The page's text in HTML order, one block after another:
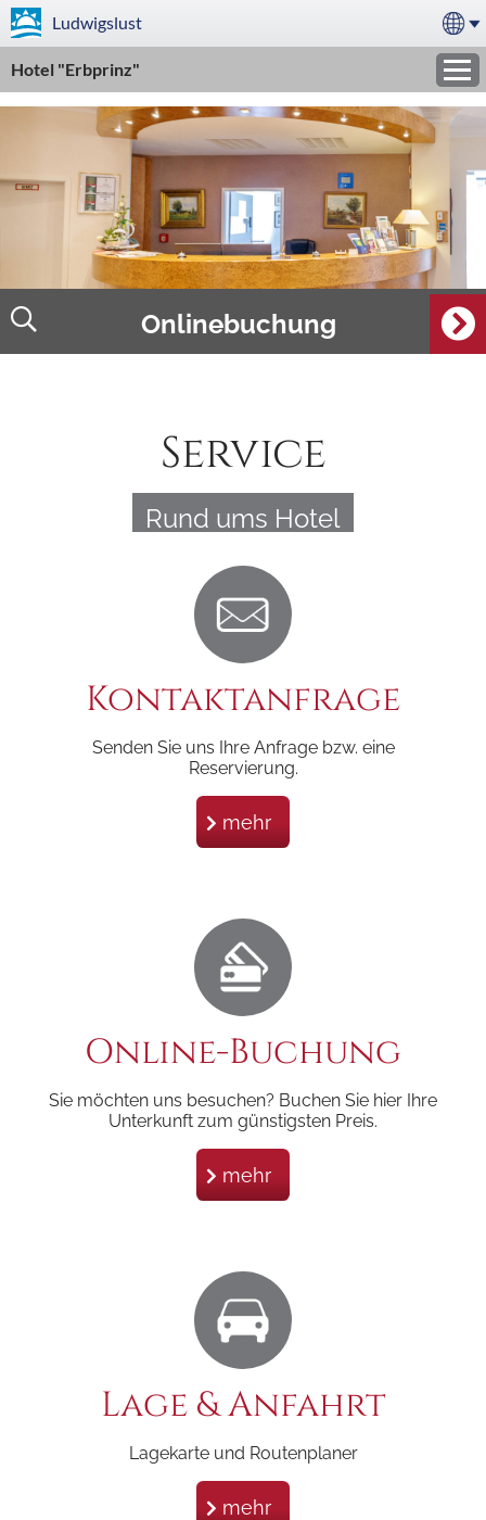
Ludwigslust
Hotel "Erbprinz"
Onlinebuchung
Service
Rund ums Hotel
Kontaktanfrage
Senden Sie uns Ihre Anfrage bzw. eine
Reservierung.
mehr
Online-Buchung
Sie möchten uns besuchen? Buchen Sie hier Ihre
Unterkunft zum günstigsten Preis.
mehr
Lage & Anfahrt
Lagekarte und Routenplaner
mehr